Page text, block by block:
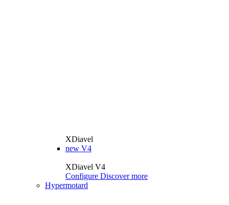
XDiavel
new V4
XDiavel V4
Configure Discover more
Hypermotard